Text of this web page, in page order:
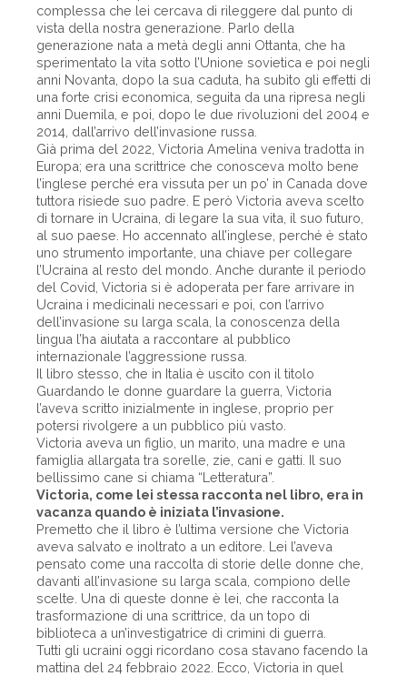
complessa che lei cercava di rileggere dal punto di
vista della nostra generazione. Parlo della
generazione nata a metà degli anni Ottanta, che ha
sperimentato la vita sotto l’Unione sovietica e poi negli
anni Novanta, dopo la sua caduta, ha subìto gli effetti di
una forte crisi economica, seguita da una ripresa negli
anni Duemila, e poi, dopo le due rivoluzioni del 2004 e
2014, dall’arrivo dell’invasione russa.
Già prima del 2022, Victoria Amelina veniva tradotta in
Europa; era una scrittrice che conosceva molto bene
l’inglese perché era vissuta per un po’ in Canada dove
tuttora risiede suo padre. E però Victoria aveva scelto
di tornare in Ucraina, di legare la sua vita, il suo futuro,
al suo paese. Ho accennato all’inglese, perché è stato
uno strumento importante, una chiave per collegare
l’Ucraina al resto del mondo. Anche durante il periodo
del Covid, Victoria si è adoperata per fare arrivare in
Ucraina i medicinali necessari e poi, con l’arrivo
dell’invasione su larga scala, la conoscenza della
lingua l’ha aiutata a raccontare al pubblico
internazionale l’aggressione russa.
Il libro stesso, che in Italia è uscito con il titolo
Guardando le donne guardare la guerra, Victoria
l’aveva scritto inizialmente in inglese, proprio per
potersi rivolgere a un pubblico più vasto.
Victoria aveva un figlio, un marito, una madre e una
famiglia allargata tra sorelle, zie, cani e gatti. Il suo
bellissimo cane si chiama “Letteratura”.
Victoria, come lei stessa racconta nel libro, era in
vacanza quando è iniziata l’invasione.
Premetto che il libro è l’ultima versione che Victoria
aveva salvato e inoltrato a un editore. Lei l’aveva
pensato come una raccolta di storie delle donne che,
davanti all’invasione su larga scala, compiono delle
scelte. Una di queste donne è lei, che racconta la
trasformazione di una scrittrice, da un topo di
biblioteca a un’investigatrice di crimini di guerra.
Tutti gli ucraini oggi ricordano cosa stavano facendo la
mattina del 24 febbraio 2022. Ecco, Victoria in quel